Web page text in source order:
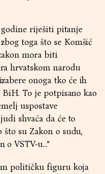
godine riješiti pitanje
toga što se Komšić
mora biti
hrvatskom narodu
onoga tko će ih
To je potpisano kao
uspostave
shvaća da će to
su Zakon o sudu,
VSTV-u...“
političku figuru koja